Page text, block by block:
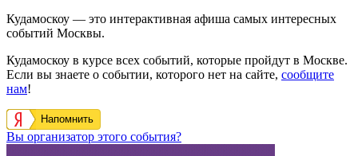
Кудамоскоу — это интерактивная афиша самых интересных
событий Москвы.
Кудамоскоу в курсе всех событий, которые пройдут в Москве.
Если вы знаете о событии, которого нет на сайте, сообщите
нам!
Напомнить
Вы организатор этого события?